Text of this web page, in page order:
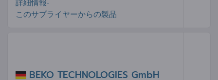
詳細情報-
このサプライヤーからの製品
BEKO TECHNOLOGIES GmbH